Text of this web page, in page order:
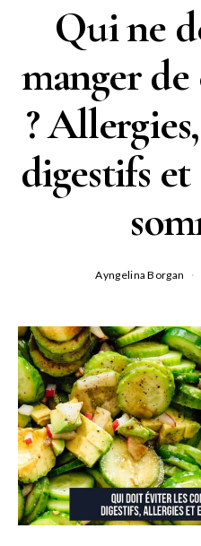
Qui ne
manger
?
digestifs
Ayngelina Borgan